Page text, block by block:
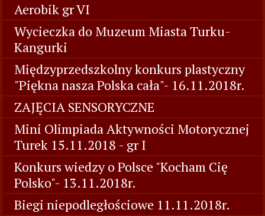
Aerobik gr VI
Wycieczka do Muzeum Miasta Turku-
Kangurki
Międzyprzedszkolny konkurs plastyczny
"Piękna nasza Polska cała"- 16.11.2018r.
ZAJĘCIA SENSORYCZNE
Mini Olimpiada Aktywności Motorycznej
Turek 15.11.2018 - gr I
Konkurs wiedzy o Polsce "Kocham Cię
Polsko"- 13.11.2018r.
Biegi niepodległościowe 11.11.2018r.